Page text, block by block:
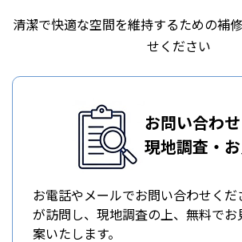
清潔で快適な空間を維持するための補
せください
お問い合わせ
現地調査・
お電話やメールでお問い合わせく
が訪問し、現地調査の上、無料で
案いたします。